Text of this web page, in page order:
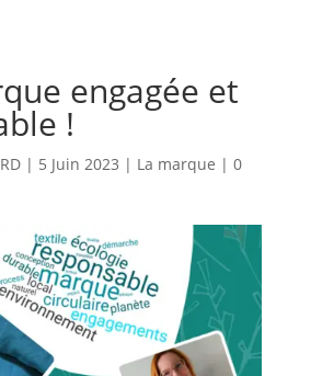
engagée et
!
| 5 Juin 2023 | La marque | 0